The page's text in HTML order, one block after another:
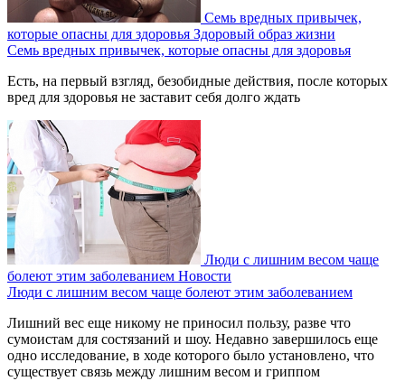
Семь вредных привычек,
которые опасны для здоровья Здоровый образ жизни
Семь вредных привычек, которые опасны для здоровья
Есть, на первый взгляд, безобидные действия, после которых
вред для здоровья не заставит себя долго ждать
Люди с лишним весом чаще
болеют этим заболеванием Новости
Люди с лишним весом чаще болеют этим заболеванием
Лишний вес еще никому не приносил пользу, разве что
сумоистам для состязаний и шоу. Недавно завершилось еще
одно исследование, в ходе которого было установлено, что
существует связь между лишним весом и гриппом